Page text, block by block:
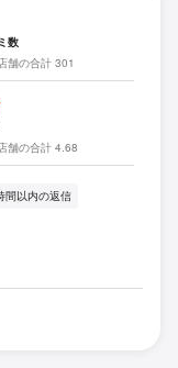
数
舗の合計 301
舗の合計 4.68
間以内の返信